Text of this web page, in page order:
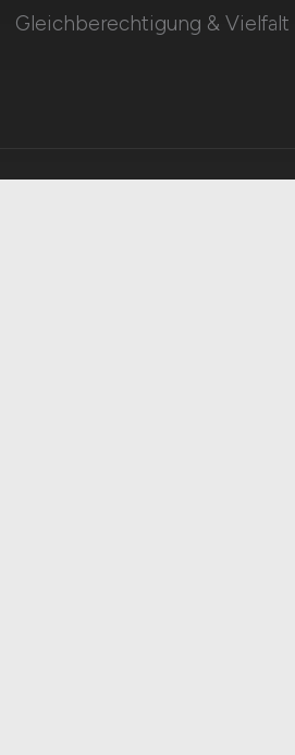
Gleichberechtigung & Vielfalt